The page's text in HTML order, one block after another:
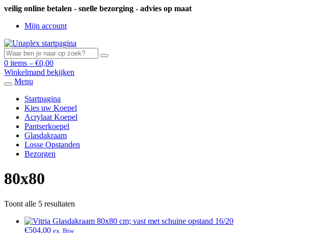
veilig online betalen - snelle bezorging - advies op maat
Mijn account
0 items – €0,00
Winkelmand bekijken
Menu
Startpagina
Kies uw Koepel
Acrylaat Koepel
Pantserkoepel
Glasdakraam
Losse Opstanden
Bezorgen
80x80
Toont alle 5 resultaten
€504,00 ex. Btw